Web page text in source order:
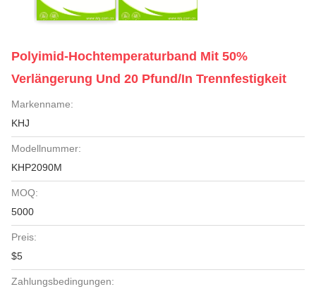
Polyimid-Hochtemperaturband Mit 50%
Verlängerung Und 20 Pfund/in Trennfestigkeit
Markenname:
KHJ
Modellnummer:
KHP2090M
MOQ:
5000
Preis:
$5
Zahlungsbedingungen: